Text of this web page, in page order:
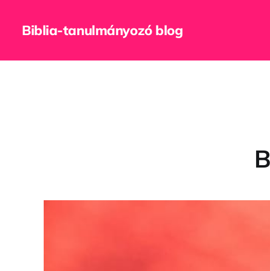
Biblia-tanulmányozó blog